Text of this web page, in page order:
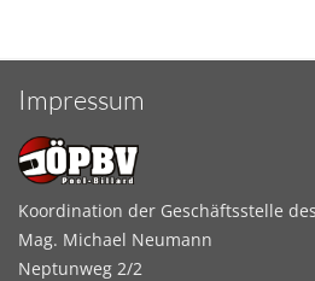
Impressum
Koordination der Geschäftsstelle
Mag. Michael Neumann
Neptunweg 2/2